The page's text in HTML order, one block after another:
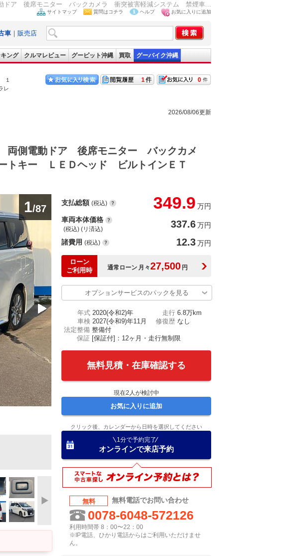
ドア 後席モニター バックカメラ 衝突被害軽減システム 禁煙車...
サイトマップ 質問はコチラ ヘルプ お気に入りに追加
車 ｜ 販売店
ング クルマレビュー グーピット沖縄 買取 グーバイク沖縄
１
レ
0
1
2026/08/06更新
側電動ドア 後席モニター バックカメ
キー ＬＥＤヘッド ビルトインＥＴ
1/87
支払総額 (税込) 349.9 万円
車両本体価格
(税込) (リ済込) 337.6万円
諸費用 (税込) 12.3万円
ローン
ご利用時
通常ローン 月々27,500 円
オプションサービスのパックを見る
年式 2020(令和2)年 走行 6.8万km
車検 2027(令和9)年11月 修復歴 なし
法定整備 整備付
保証 [保証付]：12ヶ月・走行無制限
無料見積・在庫確認する
現在2 人が検討中
お気に入りに追加
クリック後、カレンダーから日時を選択してください
1分で予約完了
オンラインで来店予約
無料 無料電話でお問い合わせ
0078-6048-572126
利用時間帯 8：00〜22：00
※IP電話、ひかり電話からはご利用いただけませ
ん。